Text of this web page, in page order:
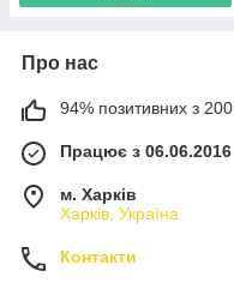
Про нас
94% позитивних з 200
Працює з 06.06.2016
м. Харків
Харків, Україна
Контакти